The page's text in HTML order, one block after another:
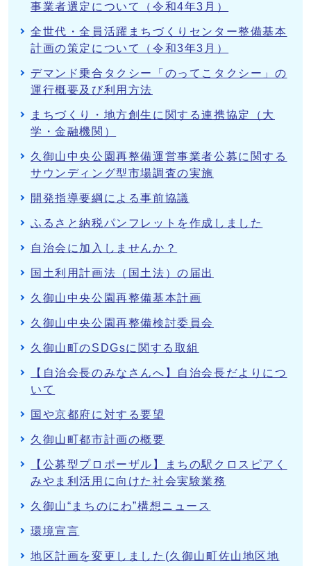
事業者選定について（令和4年3月）
全世代・全員活躍まちづくりセンター整備基本
計画の策定について（令和3年3月）
デマンド乗合タクシー「のってこタクシー」の
運行概要及び利用方法
まちづくり・地方創生に関する連携協定（大
学・金融機関）
久御山中央公園再整備運営事業者公募に関する
サウンディング型市場調査の実施
開発指導要綱による事前協議
ふるさと納税パンフレットを作成しました
自治会に加入しませんか？
国土利用計画法（国土法）の届出
久御山中央公園再整備基本計画
久御山中央公園再整備検討委員会
久御山町のSDGsに関する取組
【自治会長のみなさんへ】自治会長だよりにつ
いて
国や京都府に対する要望
久御山町都市計画の概要
【公募型プロポーザル】まちの駅クロスピアく
みやま利活用に向けた社会実験業務
久御山“まちのにわ”構想ニュース
環境宣言
地区計画を変更しました(久御山町佐山地区地